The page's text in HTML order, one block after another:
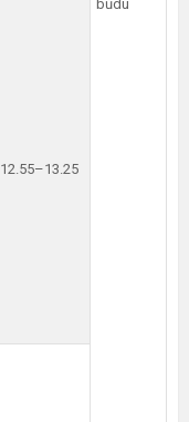
būdu
12.55–13.25